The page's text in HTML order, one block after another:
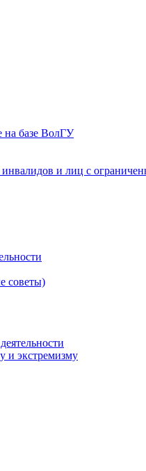
на базе ВолГУ
и лиц с
советы)
и экстремизму